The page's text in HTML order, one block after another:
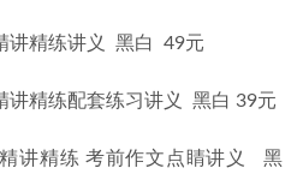
精练讲义  黑白  49元
精练配套练习讲义  黑白 39元
精练 考前作文点睛讲义   黑